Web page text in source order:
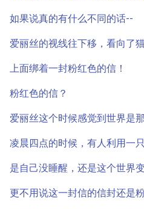
如果说真的有什么不同的话--
爱丽丝的视线往下移，看向了
上面绑着一封粉红色的信！
粉红色的信？
爱丽丝这个时候感觉到世界是那
凌晨四点的时候，有人利用一
是自己没睡醒，还是这个世界
更不用说这一封信的信封还是